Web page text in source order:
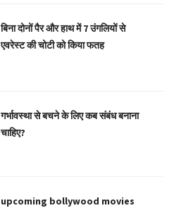
बिना दोनों पैर और हाथ में 7 उंगलियों से
एवरेस्ट की चोटी को किया फतह
गर्भावस्था से बचने के लिए कब संबंध बनाना
चाहिए?
upcoming bollywood movies